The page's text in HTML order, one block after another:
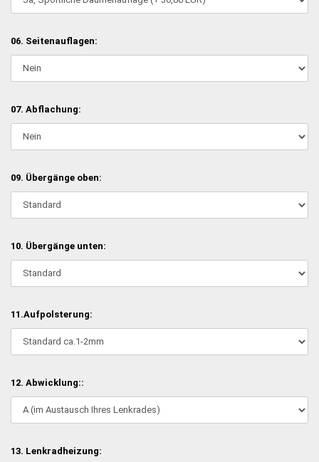
06. Seitenauflagen:
07. Abflachung:
09. Übergänge oben:
10. Übergänge unten:
11.Aufpolsterung:
12. Abwicklung::
13. Lenkradheizung: